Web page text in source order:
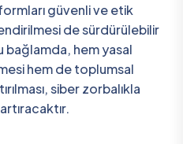
güvenli ve etik
de sürdürülebilir
bağlamda, hem yasal
hem de toplumsal
siber zorbalıkla